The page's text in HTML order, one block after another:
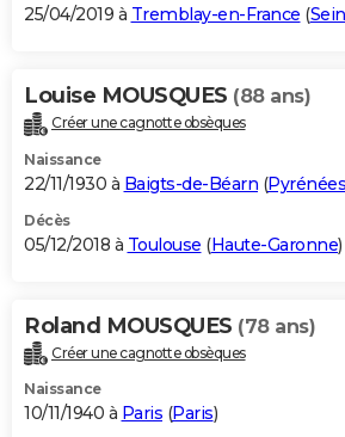
25/04/2019 à Tremblay-en-France (
Louise MOUSQUES (88 ans)
Créer une cagnotte obsèques
Naissance
22/11/1930 à Baigts-de-Béarn (
Décès
05/12/2018 à Toulouse (Haute-Garonne)
Roland MOUSQUES (78 ans)
Créer une cagnotte obsèques
Naissance
10/11/1940 à Paris (Paris)